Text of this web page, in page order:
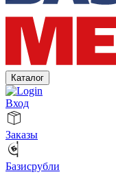
Каталог
Вход
Заказы
Базисрубли